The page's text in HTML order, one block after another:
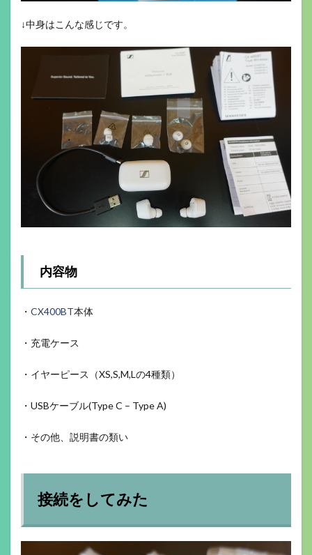
↓中身はこんな感じです。
内容物
・ CX400BT本体
・充電ケース
・イヤーピース（XS,S,M,Lの4種類）
・USBケーブル(Type C – Type A)
・その他、説明書の類い
接続をしてみた